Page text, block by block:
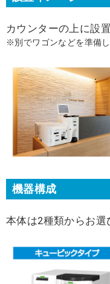
カウンターの上に設
※別でワゴンなどを準備
機器構成
本体は2種類からお選